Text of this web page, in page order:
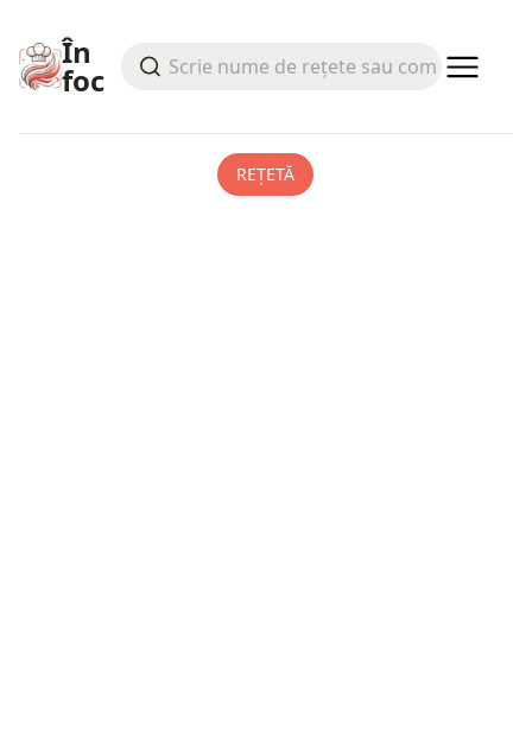
În
foc
REȚETĂ